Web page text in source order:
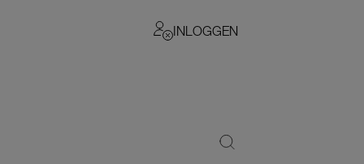
INLOGGEN